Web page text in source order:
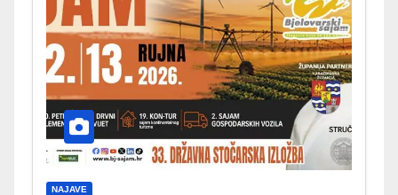
NAJAVE